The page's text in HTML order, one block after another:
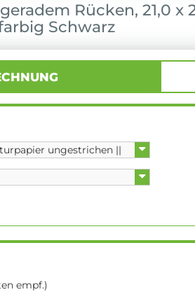
Rücken, 21,0 x
Schwarz
empf.)